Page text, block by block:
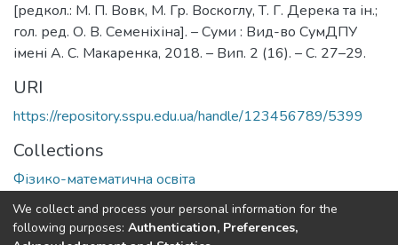
[редкол.: М. П. Вовк, М. Гр. Воскоглу, Т. Г. Дерека та ін.;
гол. ред. О. В. Семеніхіна]. – Суми : Вид-во СумДПУ
імені А. С. Макаренка, 2018. – Вип. 2 (16). – С. 27–29.
URI
https://repository.sspu.edu.ua/handle/123456789/5399
Collections
Фізико-математична освіта
Full item page Google Scholar
We collect and process your personal information for the
following purposes: Authentication, Preferences,